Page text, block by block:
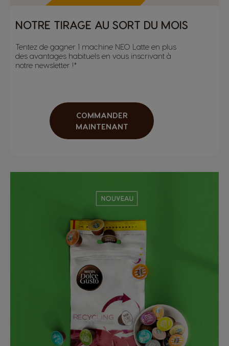
NOTRE TIRAGE AU SORT DU MOIS
Tentez de gagner 1 machine NEO Latte en plus
des avantages habituels en vous inscrivant à
notre newsletter !*
COMMANDER
MAINTENANT